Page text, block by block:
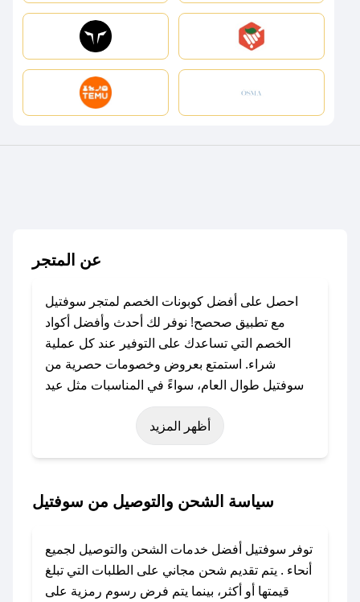
عن المتجر
احصل على أفضل كوبونات الخصم لمتجر سوفتيل
مع تطبيق صحصح! نوفر لك أحدث وأفضل أكواد
الخصم التي تساعدك على التوفير عند كل عملية
شراء. استمتع بعروض وخصومات حصرية من
سوفتيل طوال العام، سواءً في المناسبات مثل عيد
الفطر، عيد الأضحى، الجمعة البيضاء (شهر نوفمبر)،
رمضان، اليوم الوطني، يوم التأسيس، أو حتى عروض
باستخدام تطبيق صحصح، يمكنك العثور بسهولة على
تواصل معنا عبر تويتر أو البريد الإلكتروني لإضافته
بسرعة.
أظهر المزيد
سياسة الشحن والتوصيل من سوفتيل
توفر سوفتيل أفضل خدمات الشحن والتوصيل لجميع
أنحاء . يتم تقديم شحن مجاني على الطلبات التي تبلغ
قيمتها أو أكثر، بينما يتم فرض رسوم رمزية على